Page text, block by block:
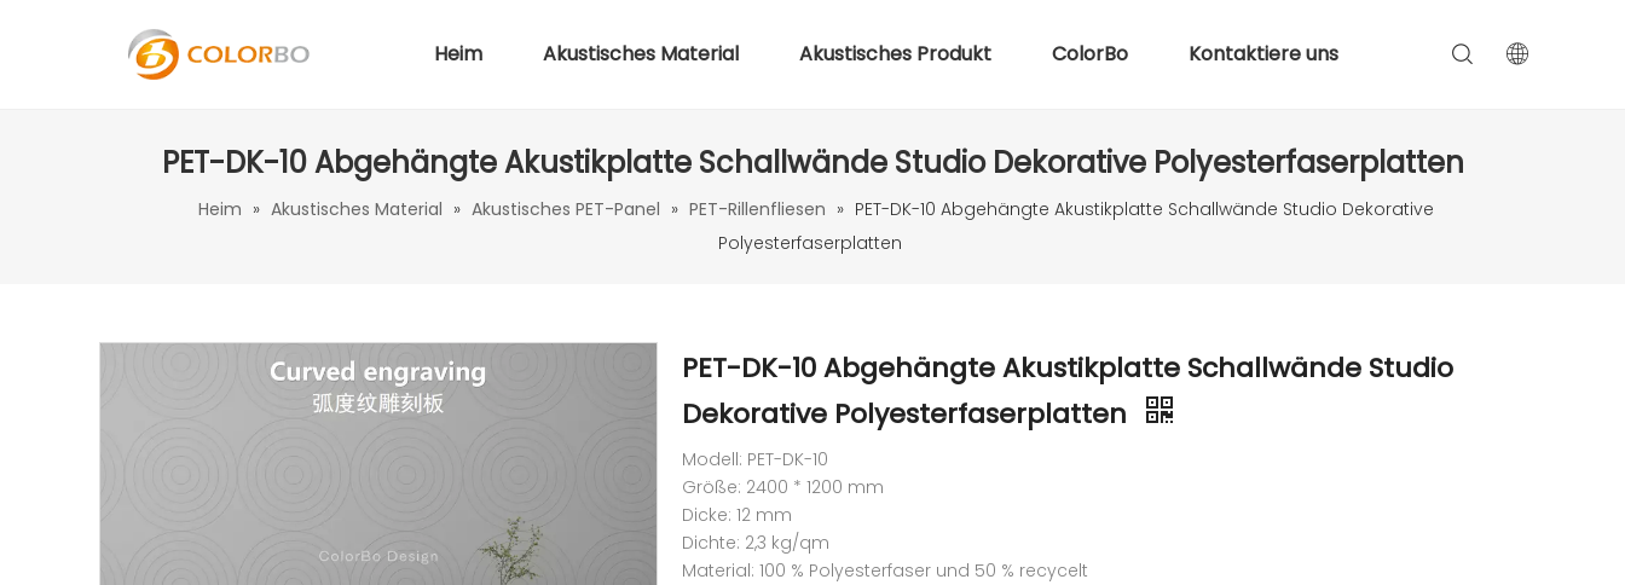
Heim Akustisches Material Akustisches Produkt ColorBo Kontaktiere uns
PET-DK-10 Abgehängte Akustikplatte Schallwände Studio Dekorative Polyesterfaserplatten
Heim » Akustisches Material » Akustisches PET-Panel » PET-Rillenfliesen » PET-DK-10 Abgehängte Akustikplatte Schallwände Studio Dekorative
Polyesterfaserplatten
PET-DK-10 Abgehängte Akustikplatte Schallwände Studio
Dekorative Polyesterfaserplatten
Modell: PET-DK-10
Größe: 2400 * 1200 mm
Dicke: 12 mm
Dichte: 2,3 kg/qm
Material: 100 % Polyesterfaser und 50 % recycelt